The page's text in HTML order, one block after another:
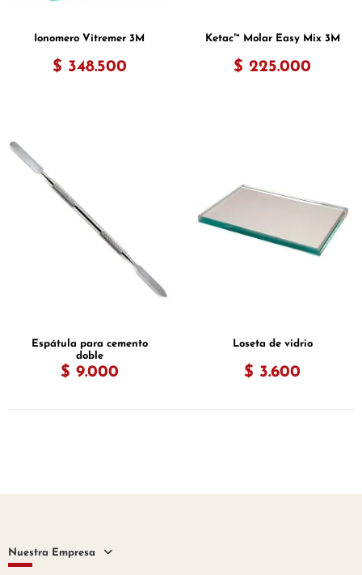
Ionomero Vitremer 3M
$ 348.500
Ketac™ Molar Easy Mix 3M
$ 225.000
Espátula para cemento
doble
$ 9.000
Loseta de vidrio
$ 3.600
Nuestra Empresa